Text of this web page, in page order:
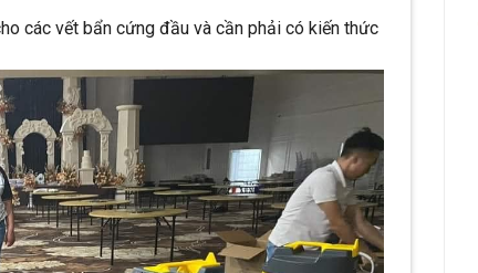
các vết bẩn cứng đầu và cần phải có kiến thức